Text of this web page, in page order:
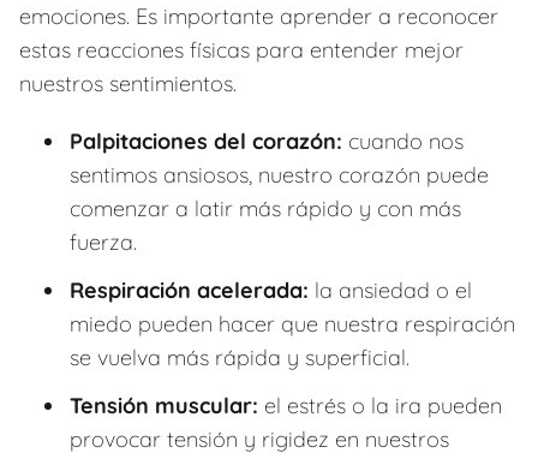
emociones. Es importante aprender a reconocer
estas reacciones físicas para entender mejor
nuestros sentimientos.
Palpitaciones del corazón: cuando nos
sentimos ansiosos, nuestro corazón puede
comenzar a latir más rápido y con más
fuerza.
Respiración acelerada: la ansiedad o el
miedo pueden hacer que nuestra respiración
se vuelva más rápida y superficial.
Tensión muscular: el estrés o la ira pueden
provocar tensión y rigidez en nuestros